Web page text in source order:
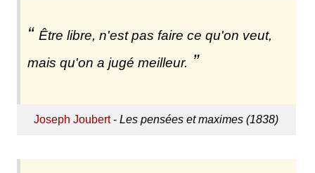
Être libre, n'est pas faire ce qu'on veut,
mais qu'on a jugé meilleur.
Joseph Joubert-Les pensées et maximes (1838)